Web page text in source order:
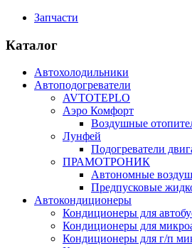
Запчасти
Каталог
Автохолодильники
Автоподогреватели
AVTOTEPLO
Аэро Комфорт
Воздушные
Лунфей
Подогреватели
ПРАМОТРОНИК
Автономные
Предпусковые
Автокондиционеры
Кондиционеры для
Кондиционеры для
Кондиционеры для г/п